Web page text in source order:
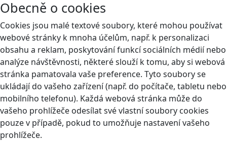
Obecně o cookies
Cookies jsou malé textové soubory, které mohou používat
webové stránky k mnoha účelům, např. k personalizaci
obsahu a reklam, poskytování funkcí sociálních médií nebo
analýze návštěvnosti, některé slouží k tomu, aby si webová
stránka pamatovala vaše preference. Tyto soubory se
ukládají do vašeho zařízení (např. do počítače, tabletu nebo
mobilního telefonu). Každá webová stránka může do
vašeho prohlížeče odesílat své vlastní soubory cookies
pouze v případě, pokud to umožňuje nastavení vašeho
prohlížeče.